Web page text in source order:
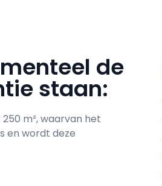
de
staan:
m², waarvan het
en wordt deze